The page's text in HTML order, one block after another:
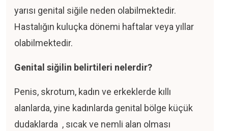
yarısı genital siğile neden olabilmektedir.
Hastalığın kuluçka dönemi haftalar veya yıllar
olabilmektedir.
Genital siğilin belirtileri nelerdir?
Penis, skrotum, kadın ve erkeklerde kıllı
alanlarda, yine kadınlarda genital bölge küçük
dudaklarda , sıcak ve nemli alan olması